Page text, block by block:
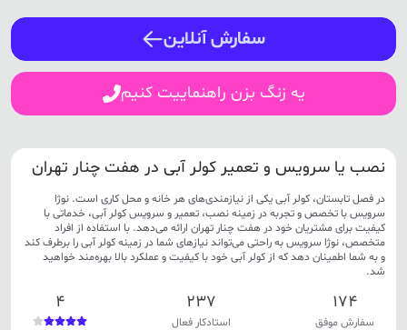
سفارش آنلاین
یه زنگ بزن راهنماییت کنیم
ورود
نصب یا سرویس و تعمیر کولر آبی در هفت چنار تهران
در فصل تابستان، کولر آبی یکی از نیازمندی‌های هر خانه و محل کاری است. نوژا
سرویس با تخصص و تجربه در زمینه نصب، تعمیر و سرویس کولر آبی، خدماتی با
کیفیت برای مشتریان خود در هفت چنار تهران ارائه می‌دهد. با استفاده از افراد
متخصص، نوژا سرویس به راحتی می‌تواند نیازهای شما در زمینه کولر آبی را برطرف کند
و به شما اطمینان دهد که از کولر آبی خود با کیفیت و عملکرد بالا بهره‌مند خواهید
شد.
174
سفارش موفق
237
استادکار فعال
4